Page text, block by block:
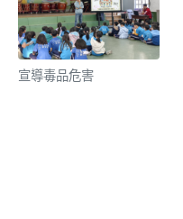
宣導毒品危害